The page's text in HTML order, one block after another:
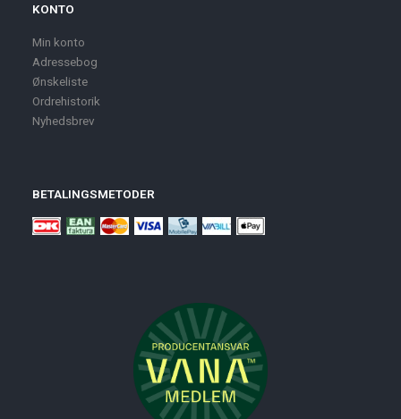
KONTO
Min konto
Adressebog
Ønskeliste
Ordrehistorik
Nyhedsbrev
BETALINGSMETODER